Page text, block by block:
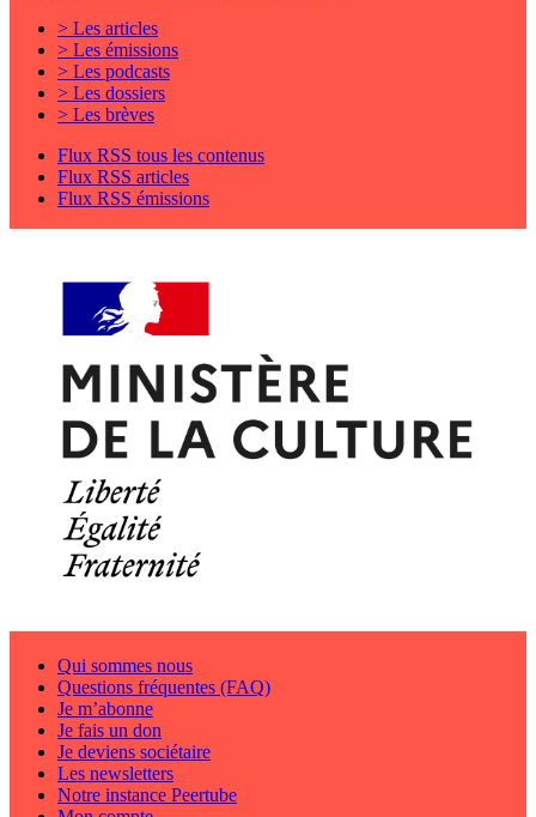
> Les articles
> Les émissions
> Les podcasts
> Les dossiers
> Les brèves
Flux RSS tous les contenus
Flux RSS articles
Flux RSS émissions
Qui sommes nous
Questions fréquentes (FAQ)
Je m’abonne
Je fais un don
Je deviens sociétaire
Les newsletters
Notre instance Peertube